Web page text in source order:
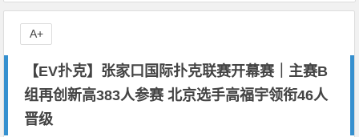
【EV扑克】张家口国际扑克联赛开幕赛｜主赛B
组再创新高383人参赛 北京选手高福宇领衔46人
晋级
A+